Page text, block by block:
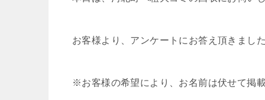
お客様より、アンケートにお答え頂きまし
※お客様の希望により、お名前は伏せて掲